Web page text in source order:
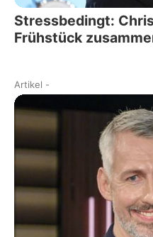
Stressbedingt:
Frühstück
Artikel -